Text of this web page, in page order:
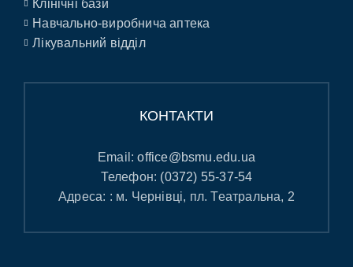
Клінічні бази
Навчально-виробнича аптека
Лікувальний відділ
КОНТАКТИ
Email:office@bsmu.edu.ua
Телефон: (0372) 55-37-54
Адреса: : м. Чернівці, пл. Театральна, 2